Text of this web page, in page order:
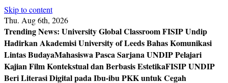
Skip to content
Thu. Aug 6th, 2026
Trending News: University Global Classroom FISIP Undip
Hadirkan Akademisi University of Leeds Bahas Komunikasi
Lintas BudayaMahasiswa Pasca Sarjana UNDIP Pelajari
Kajian Film Kontekstual dan Berbasis EstetikaFISIP UNDIP
Beri Literasi Digital pada Ibu-ibu PKK untuk Cegah